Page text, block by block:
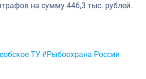
на сумму 446,3 тыс. рублей.
ТУ #Рыбоохрана России